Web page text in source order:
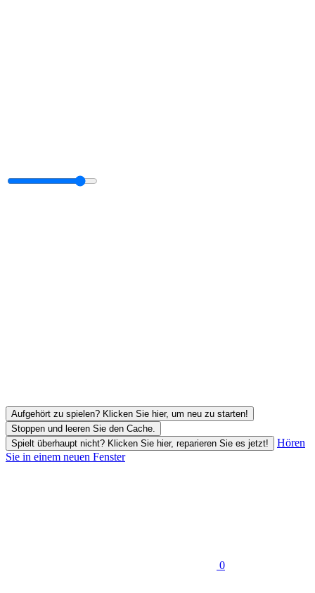
Aufgehört zu spielen? Klicken Sie hier, um neu zu starten!
Stoppen und leeren Sie den Cache.
Spielt überhaupt nicht? Klicken Sie hier, reparieren Sie es jetzt!
Hören
Sie in einem neuen Fenster
0